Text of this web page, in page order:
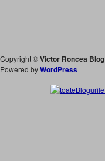
Copyright ©Victor Roncea Blog
Powered byWordPress